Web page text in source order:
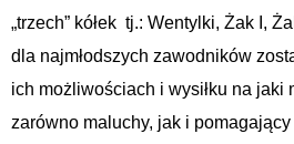
„trzech” kółek tj.: Wentylki, Żak I,
dla najmłodszych zawodników
ich możliwościach i wysiłku na jaki
zarówno maluchy, jak i